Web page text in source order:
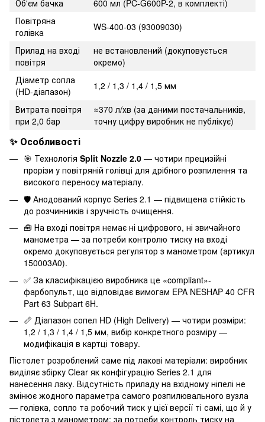
Об'єм бачка
600 мл (PC-G600P-2, в комплекті)
Повітряна
голівка
WS-400-03 (93009030)
Прилад на вході
повітря
не встановлений (докуповується
окремо)
Діаметр сопла
(HD-діапазон)
1,2 / 1,3 / 1,4 / 1,5 мм
Витрата повітря
при 2,0 бар
≈370 л/хв (за даними постачальників,
точну цифру виробник не публікує)
✨ Особливості
🎯 Технологія Split Nozzle 2.0 — чотири прецизійні
прорізи у повітряній голівці для дрібного розпилення та
високого переносу матеріалу.
🛡️ Анодований корпус Series 2.1 — підвищена стійкість
до розчинників і зручність очищення.
🧰 На вході повітря немає ні цифрового, ні звичайного
манометра — за потреби контролю тиску на вході
окремо докуповується регулятор з манометром (артикул
150003A0).
✅ За класифікацією виробника це «compliant»-
фарбопульт, що відповідає вимогам EPA NESHAP 40 CFR
Part 63 Subpart 6H.
📏 Діапазон сопел HD (High Delivery) — чотири розміри:
1,2 / 1,3 / 1,4 / 1,5 мм, вибір конкретного розміру —
модифікація в картці товару.
Пістолет розроблений саме під лакові матеріали: виробник
виділяє збірку Clear як конфігурацію Series 2.1 для
нанесення лаку. Відсутність приладу на вхідному ніпелі не
змінює жодного параметра самого розпилювального вузла
— голівка, сопло та робочий тиск у цієї версії ті самі, що й у
пістолета з манометром; за потреби контроль тиску на